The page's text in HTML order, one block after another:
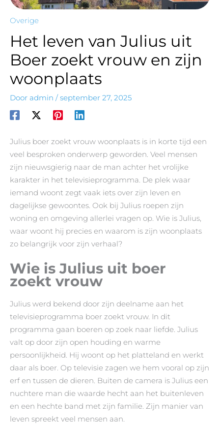
Overige
Het leven van Julius uit
Boer zoekt vrouw en zijn
woonplaats
Door admin /september 27, 2025
Julius boer zoekt vrouw woonplaats is in korte tijd een
veel besproken onderwerp geworden. Veel mensen
zijn nieuwsgierig naar de man achter het vrolijke
karakter in het televisieprogramma. De plek waar
iemand woont zegt vaak iets over zijn leven en
dagelijkse gewoontes. Ook bij Julius roepen zijn
woning en omgeving allerlei vragen op. Wie is Julius,
waar woont hij precies en waarom is zijn woonplaats
zo belangrijk voor zijn verhaal?
Wie is Julius uit boer
zoekt vrouw
Julius werd bekend door zijn deelname aan het
televisieprogramma boer zoekt vrouw. In dit
programma gaan boeren op zoek naar liefde. Julius
valt op door zijn open houding en warme
persoonlijkheid. Hij woont op het platteland en werkt
daar als boer. Op televisie zagen we hem vooral op zijn
erf en tussen de dieren. Buiten de camera is Julius een
nuchtere man die waarde hecht aan het buitenleven
en een hechte band met zijn familie. Zijn manier van
leven spreekt veel mensen aan.